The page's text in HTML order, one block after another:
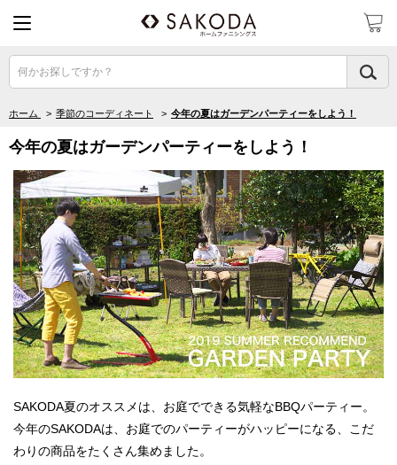
何かお探しですか？
ホーム > 季節のコーディネート > 今年の夏はガーデンパーティーをしよう！
今年の夏はガーデンパーティーをしよう！
SAKODA夏のオススメは、お庭でできる気軽なBBQパーティー。
今年のSAKODAは、お庭でのパーティーがハッピーになる、こだ
わりの商品をたくさん集めました。